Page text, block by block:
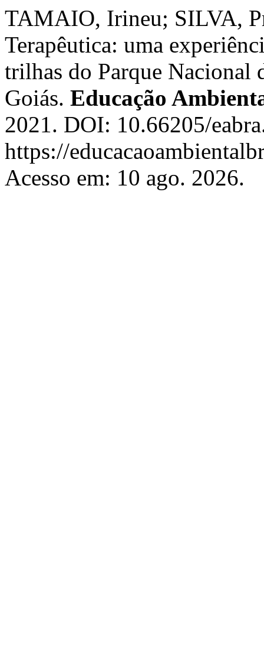
TAMAIO, Irineu; SILVA,
Terapêutica: uma
trilhas do Parque Nacional
Goiás. Educação
2021. DOI: 10.66205/
https://
Acesso em: 10 ago. 2026.